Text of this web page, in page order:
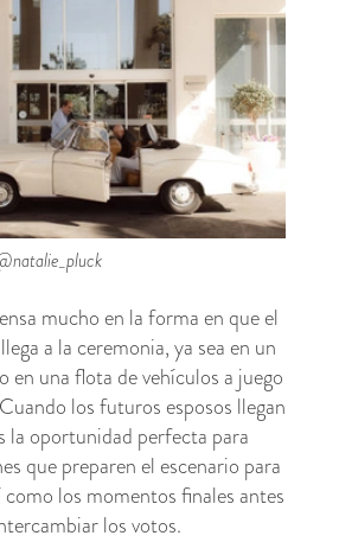
mucho en la forma en que el
a la ceremonia, ya sea en un
en una flota de vehículos a juego
los futuros esposos llegan
la oportunidad perfecta para
que preparen el escenario para
como los momentos finales antes
los votos.